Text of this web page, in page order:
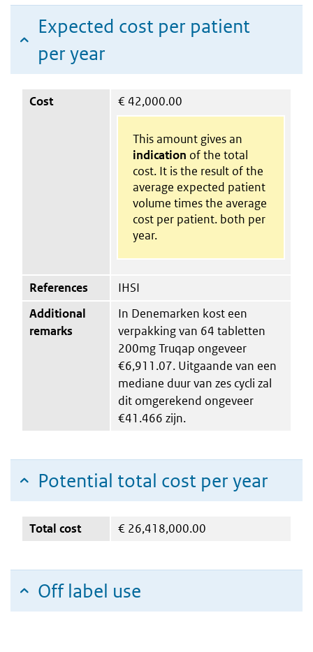
Expected cost per patient
per year
Cost € 42,000.00
This amount gives an
indication of the total
cost. It is the result of the
average expected patient
volume times the average
cost per patient. both per
year.
References
IHSI
Additional
remarks
In Denemarken kost een
verpakking van 64 tabletten
200mg Truqap ongeveer
€6,911.07. Uitgaande van een
mediane duur van zes cycli zal
dit omgerekend ongeveer
€41.466 zijn.
Potential total cost per year
Total cost € 26,418,000.00
Off label use